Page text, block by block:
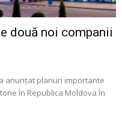
două noi companii
anunțat planuri importante
în Republica Moldova în